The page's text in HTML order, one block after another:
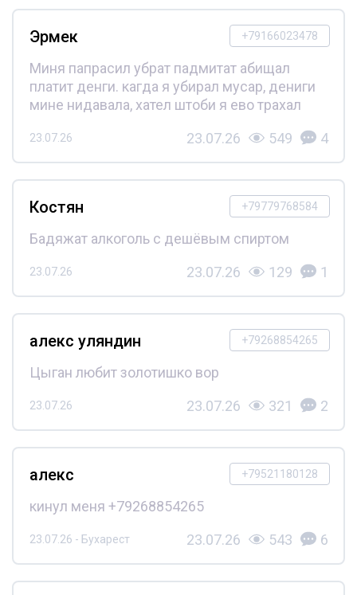
+79166023478
Эрмек
Миня папрасил убрат падмитат абищал
платит денги. кагда я убирал мусар, дениги
мине нидавала, хател штоби я ево трахал
23.07.26 23.07.26 549 4
+79779768584
Костян
Бадяжат алкоголь с дешёвым спиртом
23.07.26 23.07.26 129 1
+79268854265
алекс уляндин
Цыган любит золотишко вор
23.07.26 23.07.26 321 2
+79521180128
алекс
кинул меня +79268854265
23.07.26 - Бухарест 23.07.26 543 6